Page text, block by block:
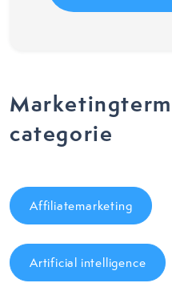
categorie
Affiliatemarketing
Artificial intelligence